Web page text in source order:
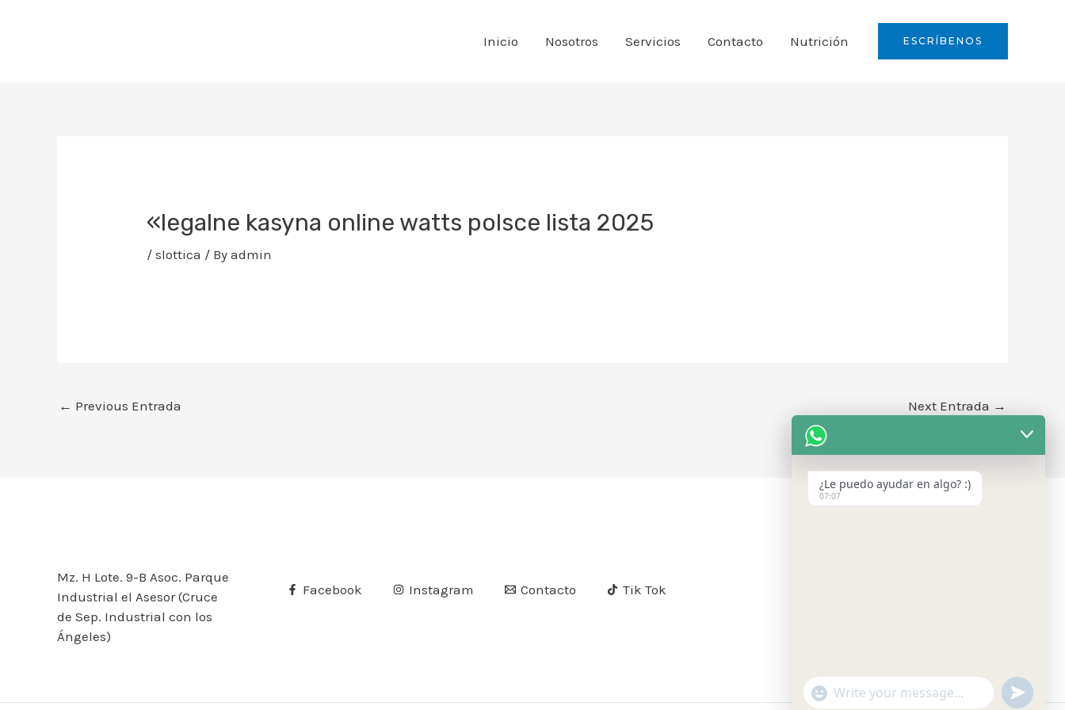
Inicio Nosotros Servicios Contacto Nutrición ESCRÍBENOS
«legalne kasyna online watts polsce lista 2025
/slottica / Byadmin
← Previous Entrada Next Entrada →
Mz. H Lote. 9-B Asoc. Parque
Industrial el Asesor (Cruce
de Sep. Industrial con los
Ángeles)
Facebook Instagram Contacto Tik Tok
¿Le puedo ayudar en algo? :)
07:07
WhatsApp